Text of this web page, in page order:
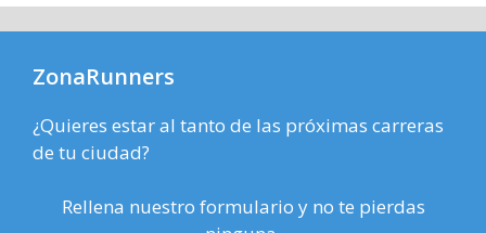
ZonaRunners
¿Quieres estar al tanto de las próximas carreras
de tu ciudad?
Rellena nuestro formulario y no te pierdas